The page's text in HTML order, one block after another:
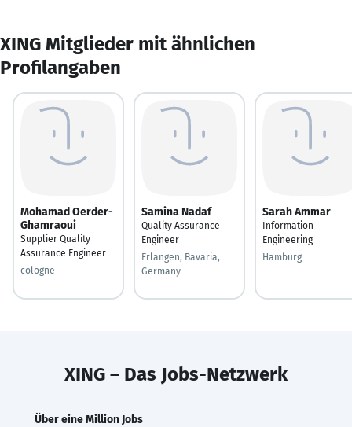
XING Mitglieder mit ähnlichen
Profilangaben
Mohamad Oerder-
Ghamraoui
Supplier Quality
Assurance Engineer
cologne
Samina Nadaf
Quality Assurance
Engineer
Erlangen, Bavaria,
Germany
Sarah Ammar
Information
Engineering
Hamburg
XING – Das Jobs-Netzwerk
Über eine Million Jobs